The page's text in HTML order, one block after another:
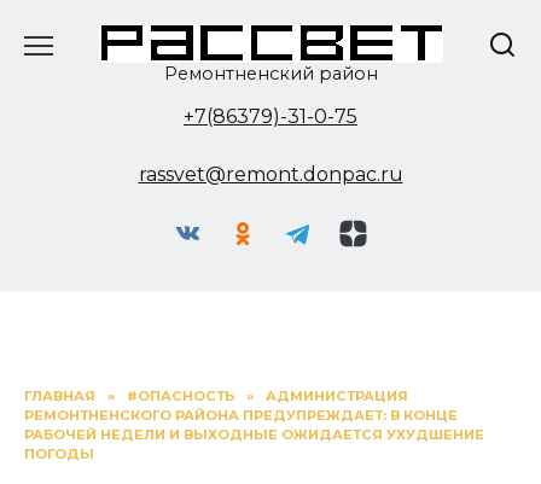
Ремонтненский район
+7(86379)-31-0-75
rassvet@remont.donpac.ru
ГЛАВНАЯ » #ОПАСНОСТЬ »
АДМИНИСТРАЦИЯ
РЕМОНТНЕНСКОГО РАЙОНА ПРЕДУПРЕЖДАЕТ: В КОНЦЕ
РАБОЧЕЙ НЕДЕЛИ И ВЫХОДНЫЕ ОЖИДАЕТСЯ УХУДШЕНИЕ
ПОГОДЫ